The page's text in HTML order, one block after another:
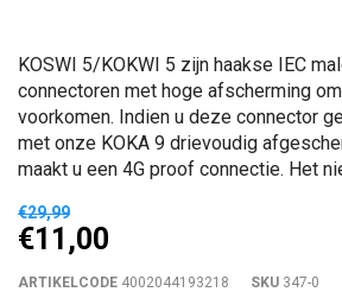
KOSWI 5/KOKWI 5 zijn haakse IEC
connectoren met hoge afscherming
voorkomen. Indien u deze connector
met onze KOKA 9 drievoudig
maakt u een 4G proof connectie. Het
€29,99
€11,00
ARTIKELCODE 4002044193218 SKU 347-0